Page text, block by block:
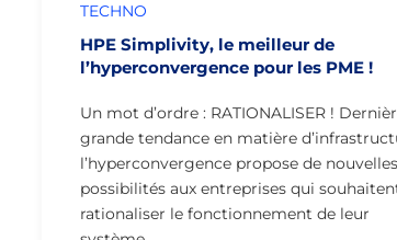
TECHNO
HPE Simplivity, le meilleur de
l’hyperconvergence pour les PME !
Un mot d’ordre : RATIONALISER !
grande tendance en matière
l’hyperconvergence propose de nouvelles
possibilités aux entreprises qui
rationaliser le fonctionnement de leur